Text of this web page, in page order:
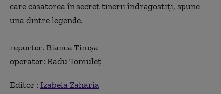
care căsătorea în secret tinerii îndrăgostiți, spune
una dintre legende.
reporter: Bianca Timșa
operator: Radu Tomuleț
Editor : Izabela Zaharia